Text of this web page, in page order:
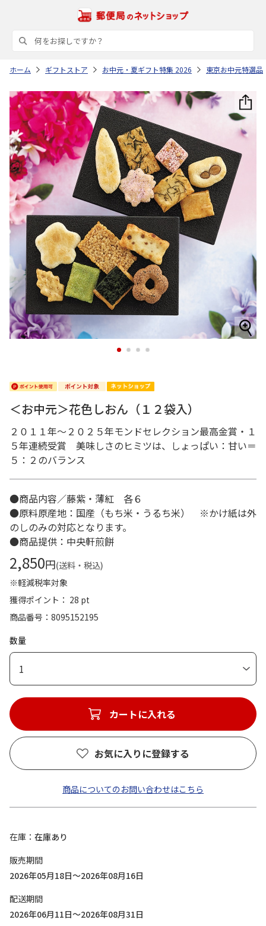
ホーム ギフトストア お中元・夏ギフト特集 2026 東京お中元特選品
1 2 3 4
＜お中元＞花色しおん（１２袋入）
２０１１年～２０２５年モンドセレクション最高金賞・１
５年連続受賞 美味しさのヒミツは、しょっぱい：甘い＝
５：２のバランス
●商品内容／藤紫・薄紅 各６
●原料原産地：国産（もち米・うるち米） ※かけ紙は外
のしのみの対応となります。
●商品提供：中央軒煎餅
2,850円(送料・税込)
※軽減税率対象
獲得ポイント： 28 pt
商品番号
8095152195
数量
1
カートに入れる
お気に入りに登録する
商品についてのお問い合わせはこちら
在庫
在庫あり
販売期間
2026年05月18日～2026年08月16日
配送期間
2026年06月11日～2026年08月31日